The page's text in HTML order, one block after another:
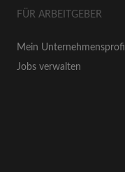
FÜR ARBEITGEBER
Mein Unternehmensprofil
Jobs verwalten